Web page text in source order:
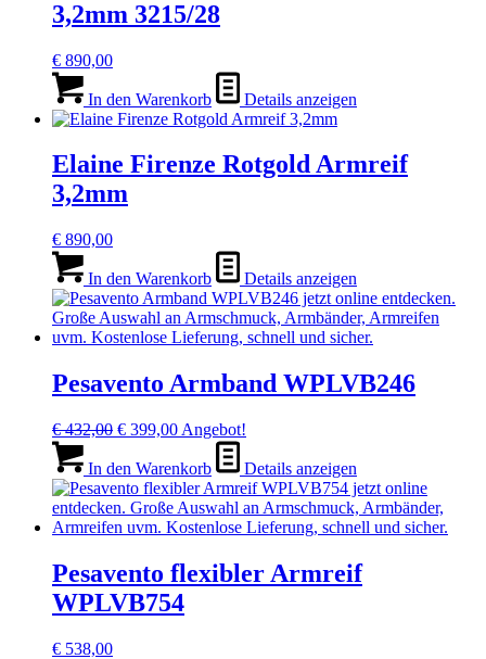
3,2mm 3215/28
€ 890,00
In den Warenkorb Details anzeigen
Elaine Firenze Rotgold Armreif
3,2mm
€ 890,00
In den Warenkorb Details anzeigen
Pesavento Armband WPLVB246
€432,00 Ursprünglicher
war:
€ 432,00
€ 399,00Aktueller
ist:
€ 399,00.
Angebot!
In den Warenkorb Details anzeigen
Pesavento flexibler Armreif
WPLVB754
€ 538,00